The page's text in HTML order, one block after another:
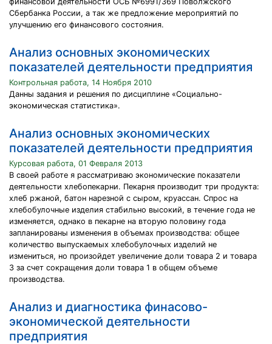
Сбербанка России, а так же предложение мероприятий по
улучшению его финансового состояния.
Анализ основных экономических
показателей деятельности предприятия
Контрольная работа, 14 Ноября 2010
Данны задания и решения по дисциплине «Cоциально-
экономическая статистика».
Анализ основных экономических
показателей деятельности предприятия
Курсовая работа, 01 Февраля 2013
В своей работе я рассматриваю экономические показатели
деятельности хлебопекарни. Пекарня производит три продукта:
хлеб ржаной, батон нарезной с сыром, круассан. Спрос на
хлебобулочные изделия стабильно высокий, в течение года не
изменяется, однако в пекарне на вторую половину года
запланированы изменения в объемах производства: общее
количество выпускаемых хлебобулочных изделий не
измениться, но произойдет увеличение доли товара 2 и товара
3 за счет сокращения доли товара 1 в общем объеме
производства.
Анализ и диагностика финасово-
экономической деятельности
предприятия